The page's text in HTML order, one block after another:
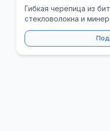
Гибкая черепица из
стекловолокна и
подходит для